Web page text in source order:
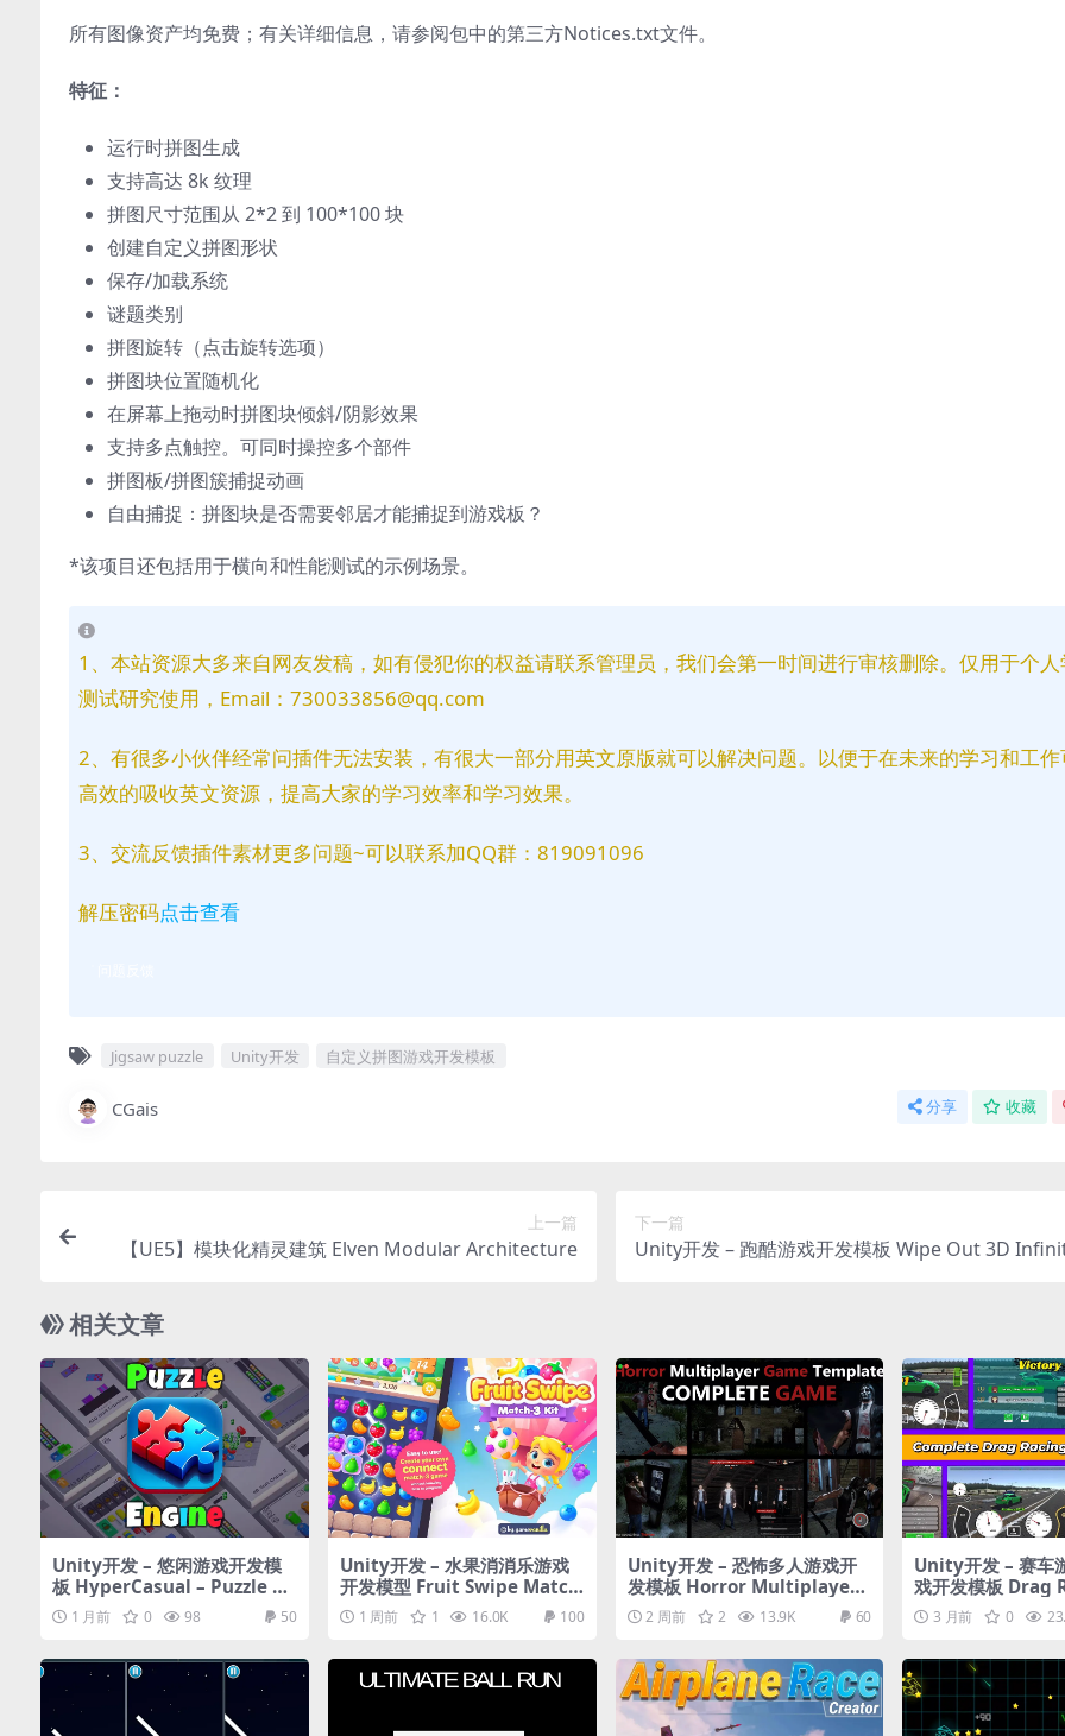
所有图像资产均免费；有关详细信息，请参阅包中的第三方Notices.txt文件。
特征：
运行时拼图生成
支持高达 8k 纹理
拼图尺寸范围从 2*2 到 100*100 块
创建自定义拼图形状
保存/加载系统
谜题类别
拼图旋转（点击旋转选项）
拼图块位置随机化
在屏幕上拖动时拼图块倾斜/阴影效果
支持多点触控。可同时操控多个部件
拼图板/拼图簇捕捉动画
自由捕捉：拼图块是否需要邻居才能捕捉到游戏板？
*该项目还包括用于横向和性能测试的示例场景。
1、本站资源大多来自网友发稿，如有侵犯你的权益请联系管理员，我们会第一时间进行审核删除。仅用于个
测试研究使用，Email：730033856@qq.com
2、有很多小伙伴经常问插件无法安装，有很大一部分用英文原版就可以解决问题。以便于在未来的学习和工
高效的吸收英文资源，提高大家的学习效率和学习效果。
3、交流反馈插件素材更多问题~可以联系加QQ群：819091096
解压密码点击查看
Jigsaw puzzle Unity开发 自定义拼图游戏开发模板
CGais 分享 收藏
上一篇
【UE5】模块化精灵建筑 Elven Modular Architecture
下一篇
Unity开发 – 跑酷游戏开发模板 Wipe Out 3D
相关文章
Unity开发 – 悠闲游戏开发模
板 HyperCasual – Puzzle Ga
me Engine
1 月前 0 98 50
Unity开发 – 水果消消乐游戏
开发模型 Fruit Swipe Match
3 Kit1 周前 1 16.0K 100
Unity开发 – 恐怖多人游戏开
发模板 Horror Multiplayer
Game Template
2 周前 2 13.9K 60
Unity开发 – 赛车
戏开发模板 Drag
mework
3 月前 0